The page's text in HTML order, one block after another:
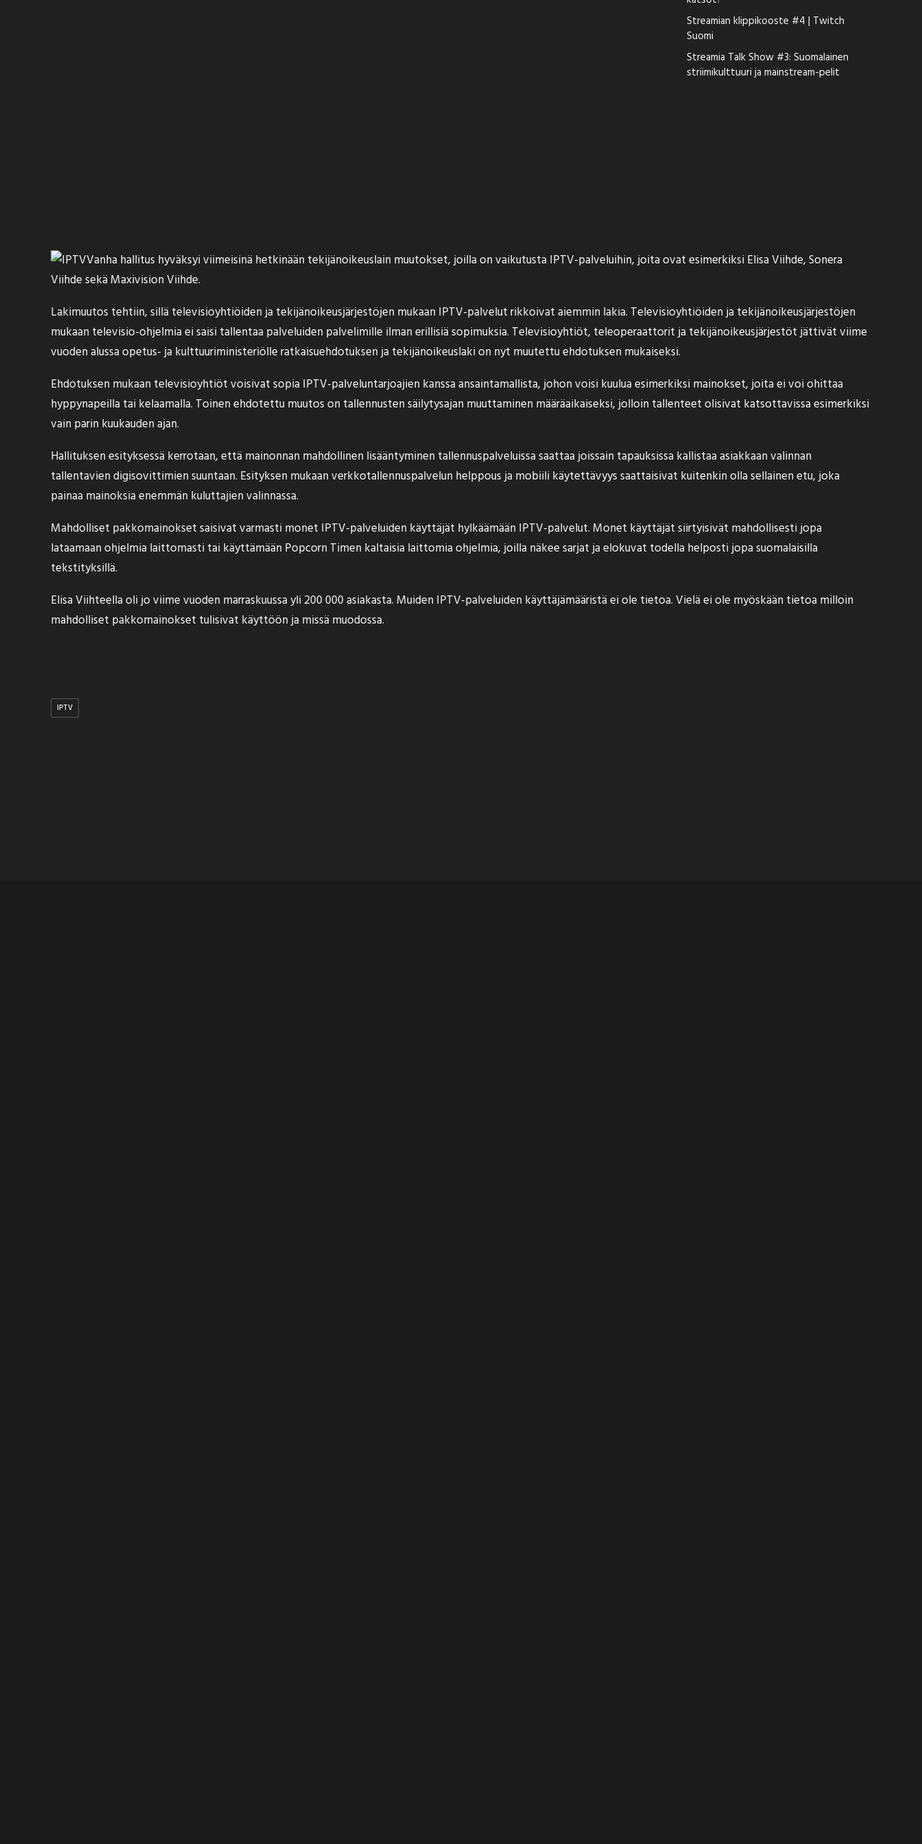
Streamian klippikooste #4 | Twitch
Suomi
Streamia Talk Show #3: Suomalainen
striimikulttuuri ja mainstream-pelit
Vanha hallitus hyväksyiviimeisinä hetkinään tekijänoikeuslain muutokset, joilla on vaikutusta IPTV-palveluihin, joita ovat esimerkiksi Elisa Viihde, Sonera
Viihde sekä Maxivision Viihde.
Lakimuutos tehtiin, sillä televisioyhtiöiden ja tekijänoikeusjärjestöjen mukaan IPTV-palvelut rikkoivat aiemmin lakia. Televisioyhtiöiden ja tekijänoikeusjärjestöjen
mukaan televisio-ohjelmia ei saisi tallentaa palveluiden palvelimille ilman erillisiä sopimuksia. Televisioyhtiöt, teleoperaattorit ja tekijänoikeusjärjestöt jättivät viime
vuoden alussa opetus- ja kulttuuriministeriölle ratkaisuehdotuksen ja tekijänoikeuslaki on nyt muutettu ehdotuksen mukaiseksi.
Ehdotuksen mukaan televisioyhtiöt voisivat sopia IPTV-palveluntarjoajien kanssa ansaintamallista, johon voisi kuulua esimerkiksi mainokset, joita ei voi ohittaa
hyppynapeilla tai kelaamalla. Toinen ehdotettu muutos on tallennusten säilytysajan muuttaminen määräaikaiseksi, jolloin tallenteet olisivat katsottavissa esimerkiksi
vain parin kuukauden ajan.
Hallituksen esityksessä kerrotaan, että mainonnan mahdollinen lisääntyminen tallennuspalveluissa saattaa joissain tapauksissa kallistaa asiakkaan valinnan
tallentavien digisovittimien suuntaan. Esityksen mukaan verkkotallennuspalvelun helppous ja mobiili käytettävyys saattaisivat kuitenkin olla sellainen etu, joka
painaa mainoksia enemmän kuluttajien valinnassa.
Mahdolliset pakkomainokset saisivat varmasti monet IPTV-palveluiden käyttäjät hylkäämään IPTV-palvelut. Monet käyttäjät siirtyisivät mahdollisesti jopa
lataamaan ohjelmia laittomasti tai käyttämään Popcorn Timen kaltaisia laittomia ohjelmia, joilla näkee sarjat ja elokuvat todella helposti jopa suomalaisilla
tekstityksillä.
Elisa Viihteella oli jo viime vuoden marraskuussa yli 200 000 asiakasta. Muiden IPTV-palveluiden käyttäjämääristä ei ole tietoa. Vielä ei ole myöskään tietoa milloin
mahdolliset pakkomainokset tulisivat käyttöön ja missä muodossa.
IPTV